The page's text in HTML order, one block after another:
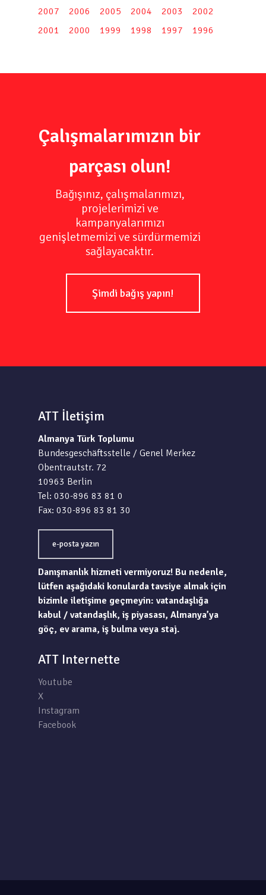
2007
2006 2005 2004 2003
2002
2001
2000 1999 1998 1997 1996
Çalışmalarımızın bir
parçası olun!
Bağışınız, çalışmalarımızı,
projelerimizi ve
kampanyalarımızı
genişletmemizi ve sürdürmemizi
sağlayacaktır.
Şimdi bağış yapın!
ATT İletişim
Almanya Türk Toplumu
Bundesgeschäftsstelle / Genel Merkez
Obentrautstr. 72
10963 Berlin
Tel: 030-896 83 81 0
Fax: 030-896 83 81 30
e-posta yazın
Danışmanlık hizmeti vermiyoruz! Bu nedenle,
lütfen aşağıdaki konularda tavsiye almak için
bizimle iletişime geçmeyin: vatandaşlığa
kabul / vatandaşlık, iş piyasası, Almanya’ya
göç, ev arama, iş bulma veya staj.
ATT Internette
Youtube
X
Instagram
Facebook